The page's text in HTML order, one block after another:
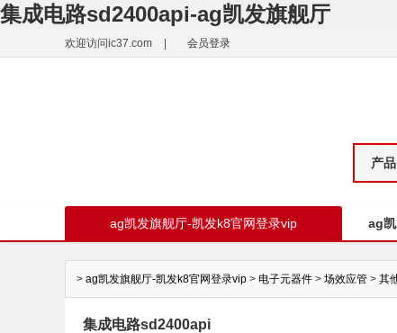
集成电路sd2400api-ag凯发旗舰厅
欢迎访问ic37.com 会员登录
产品
ag凯发旗舰厅-凯发k8官网登录vip ag
> ag凯发旗舰厅-凯发k8官网登录vip > 电子元器件 > 场效应管 > 其
集成电路sd2400api